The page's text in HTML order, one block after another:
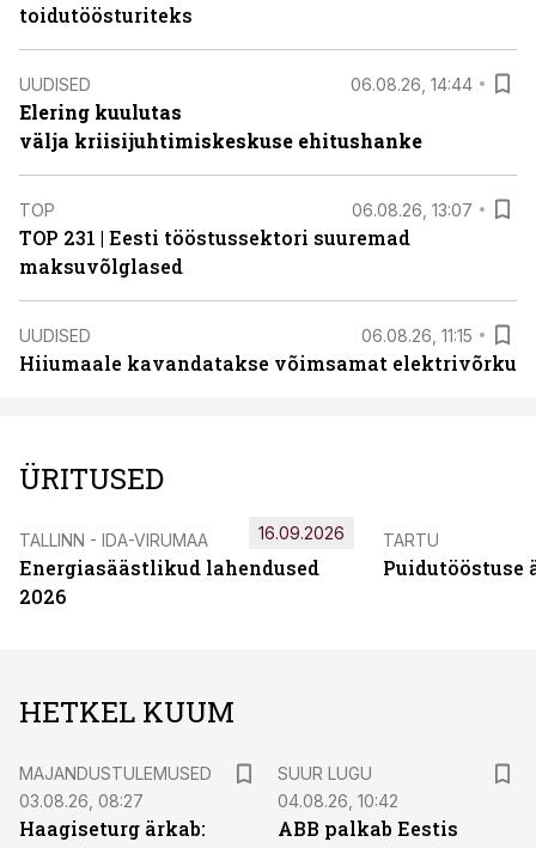
toidutöösturiteks
UUDISED 06.08.26, 14:44
Elering kuulutas
välja kriisijuhtimiskeskuse ehitushanke
TOP 06.08.26, 13:07
TOP 231 | Eesti tööstussektori suuremad
maksuvõlglased
UUDISED 06.08.26, 11:15
Hiiumaale kavandatakse võimsamat elektrivõrku
ÜRITUSED
TALLINN - IDA-VIRUMAA
Energiasäästlikud lahendused
2026
16.09.2026 TARTU
Puidutööstuse
HETKEL KUUM
MAJANDUSTULEMUSED
03.08.26, 08:27
Haagiseturg ärkab:
SUUR LUGU
04.08.26, 10:42
ABB palkab Eestis